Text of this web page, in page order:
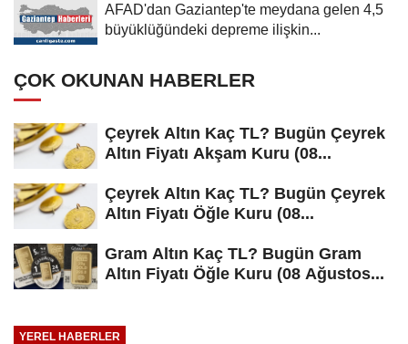
AFAD'dan Gaziantep'te meydana gelen 4,5
büyüklüğündeki depreme ilişkin...
ÇOK OKUNAN HABERLER
Çeyrek Altın Kaç TL? Bugün Çeyrek
Altın Fiyatı Akşam Kuru (08...
Çeyrek Altın Kaç TL? Bugün Çeyrek
Altın Fiyatı Öğle Kuru (08...
Gram Altın Kaç TL? Bugün Gram
Altın Fiyatı Öğle Kuru (08 Ağustos...
YEREL HABERLER